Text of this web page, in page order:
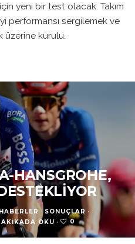
yeni bir test olacak. Takım
performansı sergilemek ve
üzerine kurulu.
HANSGROHE,
HABERLER SONUÇLAR ·
OKU · 0